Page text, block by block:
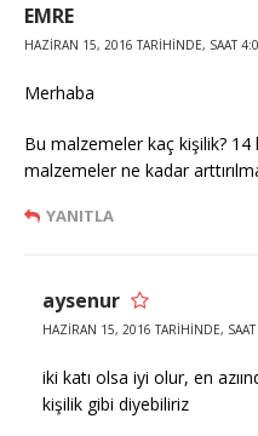
EMRE
HAZIRAN 15, 2016 TARIHINDE, SAAT
Merhaba
Bu malzemeler kaç kişilik?
malzemeler ne kadar
YANITLA
aysenur
HAZIRAN 15, 2016 TARIHINDE,
iki katı olsa iyi olur, en
kişilik gibi diyebiliriz